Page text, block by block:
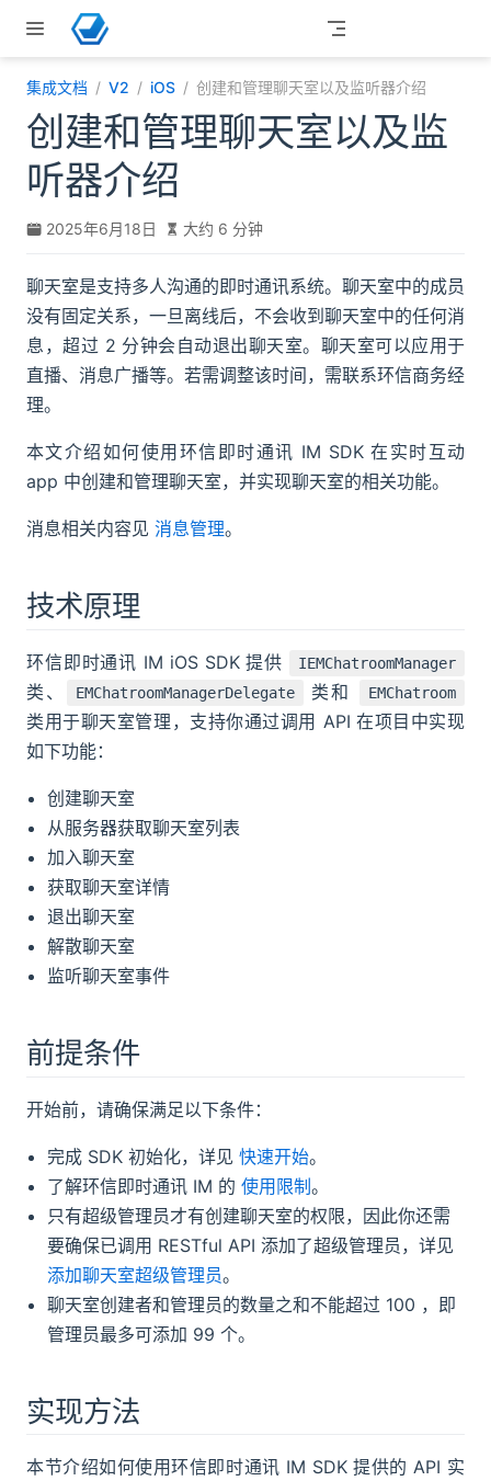
跳至主要內容
集成文档 V2 iOS 创建和管理聊天室以及监听器介绍
创建和管理聊天室以及监
听器介绍
2025年6月18日 大约 6 分钟
聊天室是支持多人沟通的即时通讯系统。聊天室中的成员
没有固定关系，一旦离线后，不会收到聊天室中的任何消
息，超过 2 分钟会自动退出聊天室。聊天室可以应用于
直播、消息广播等。若需调整该时间，需联系环信商务经
理。
本文介绍如何使用环信即时通讯 IM SDK 在实时互动
app 中创建和管理聊天室，并实现聊天室的相关功能。
消息相关内容见 消息管理。
技术原理
环信即时通讯 IM iOS SDK 提供 IEMChatroomManager
类、 EMChatroomManagerDelegate 类和 EMChatroom
类用于聊天室管理，支持你通过调用 API 在项目中实现
如下功能：
创建聊天室
从服务器获取聊天室列表
加入聊天室
获取聊天室详情
退出聊天室
解散聊天室
监听聊天室事件
前提条件
开始前，请确保满足以下条件：
完成 SDK 初始化，详见快速开始。
了解环信即时通讯 IM 的使用限制。
只有超级管理员才有创建聊天室的权限，因此你还需
要确保已调用 RESTful API 添加了超级管理员，详见
添加聊天室超级管理员。
聊天室创建者和管理员的数量之和不能超过 100 ，即
管理员最多可添加 99 个。
实现方法
本节介绍如何使用环信即时通讯 IM SDK 提供的 API 实